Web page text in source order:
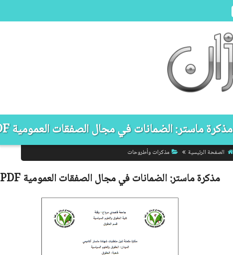
مذكرة ماستر: الضمانات في مجال الصفقات العمومية PDF
الصفحة الرئيسية مذكرات وأطروحات
مذكرة ماستر:الضمانات في مجال الصفقات العمومية PDF